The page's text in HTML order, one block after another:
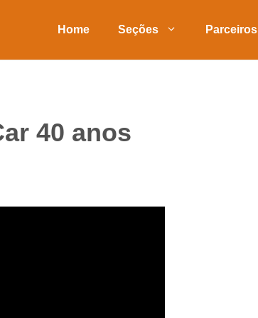
Home Seções Parceiros
40 anos